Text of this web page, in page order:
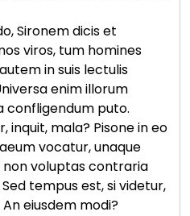
Sironem dicis et
viros, tum homines
in suis lectulis
enim illorum
puto.
inquit, mala? Pisone in eo
vocatur, unaque
non voluptas contraria
tempus est, si videtur,
eiusdem modi?